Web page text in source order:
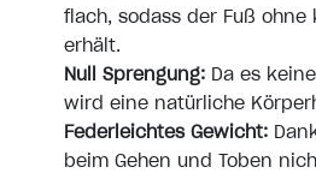
flach, sodass der Fuß
erhält.
Null Sprengung:Da es
wird eine natürliche
Federleichtes Gewicht:
beim Gehen und Toben